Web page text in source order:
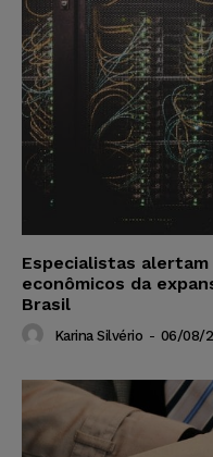
Especialistas
econômicos da
Brasil
Karina Silvério - 06/08/